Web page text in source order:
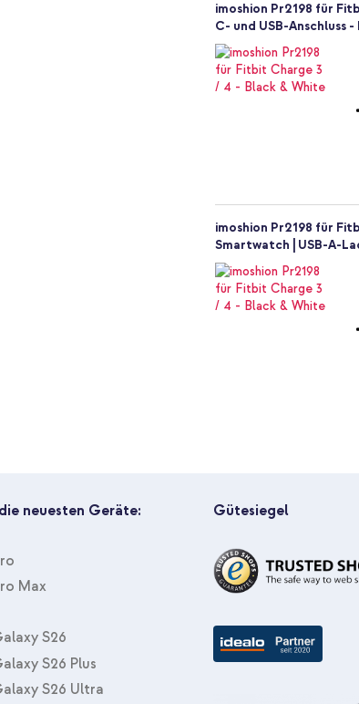
zum Beispiel auf ein
imoshion Pr2198 für
C- und USB-Anschluss
imoshion Pr2198 für
Smartwatch | USB-A-
neuesten Geräte:
Max
S26
S26 Plus
S26 Ultra
Gütesiegel